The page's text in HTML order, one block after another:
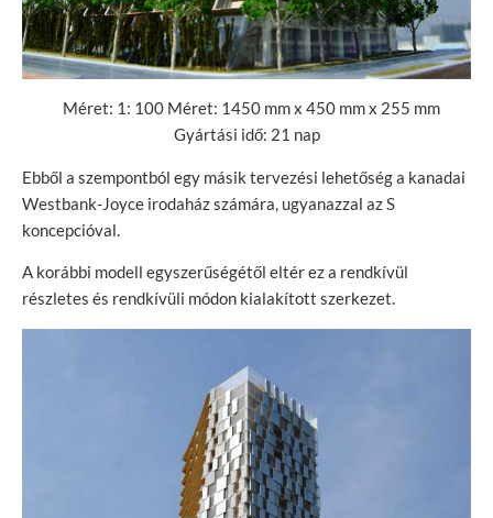
Méret: 1: 100 Méret: 1450 mm x 450 mm x 255 mm
Gyártási idő: 21 nap
Ebből a szempontból egy másik tervezési lehetőség a kanadai
Westbank-Joyce irodaház számára, ugyanazzal az S
koncepcióval.
A korábbi modell egyszerűségétől eltér ez a rendkívül
részletes és rendkívüli módon kialakított szerkezet.